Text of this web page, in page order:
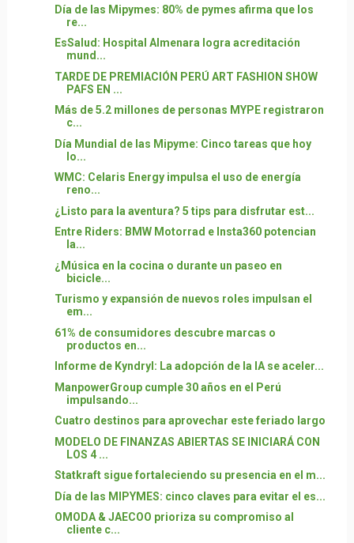
Día de las Mipymes: 80% de pymes afirma que los
re...
EsSalud: Hospital Almenara logra acreditación
mund...
TARDE DE PREMIACIÓN PERÚ ART FASHION SHOW
PAFS EN ...
Más de 5.2 millones de personas MYPE registraron
c...
Día Mundial de las Mipyme: Cinco tareas que hoy
lo...
WMC: Celaris Energy impulsa el uso de energía
reno...
¿Listo para la aventura? 5 tips para disfrutar est...
Entre Riders: BMW Motorrad e Insta360 potencian
la...
¿Música en la cocina o durante un paseo en
bicicle...
Turismo y expansión de nuevos roles impulsan el
em...
61% de consumidores descubre marcas o
productos en...
Informe de Kyndryl: La adopción de la IA se aceler...
ManpowerGroup cumple 30 años en el Perú
impulsando...
Cuatro destinos para aprovechar este feriado largo
MODELO DE FINANZAS ABIERTAS SE INICIARÁ CON
LOS 4 ...
Statkraft sigue fortaleciendo su presencia en el m...
Día de las MIPYMES: cinco claves para evitar el es...
OMODA & JAECOO prioriza su compromiso al
cliente c...